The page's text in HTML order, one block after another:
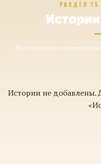
РАЗДЕЛ
Воспоминания
Истории не добавлены.